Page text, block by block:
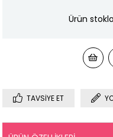
Ürün
TAVSIYE ET